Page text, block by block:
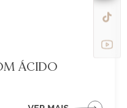
ÁCIDO